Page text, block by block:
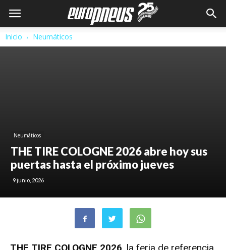
Inicio Neumáticos
Neumáticos
THE TIRE COLOGNE 2026 abre hoy sus
puertas hasta el próximo jueves
9 junio, 2026
THE TIRE COLOGNE 2026, la feria de referencia